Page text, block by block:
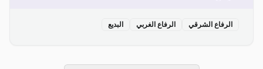
الرفاع الشرقي الرفاع الغربي البديع